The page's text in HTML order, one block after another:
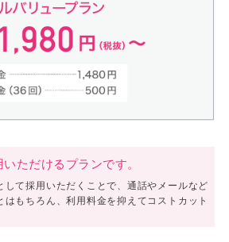
ただけるプランです。
して採用いただくことで、通話やメールなど
はもちろん、利用料金を抑えてコストカット